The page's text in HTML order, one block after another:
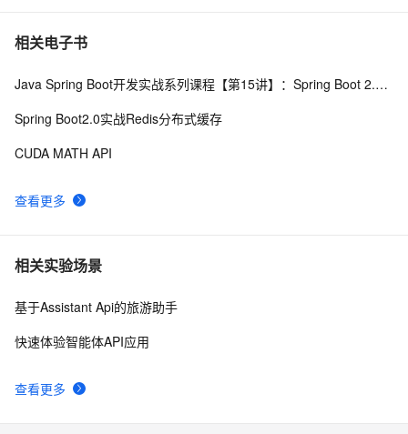
7 GrayLog使用HTTP JSONPath方式调用微步在线云API
8 申请google android map api key
相关电子书
查看更多
Java Spring Boot开发实战系列课程【第15讲】：Spring Boot 2.0 API与Spring REST Docs实战
Spring Boot2.0实战Redis分布式缓存
CUDA MATH API
相关实验场景
查看更多
基于Assistant Api的旅游助手
快速体验智能体API应用